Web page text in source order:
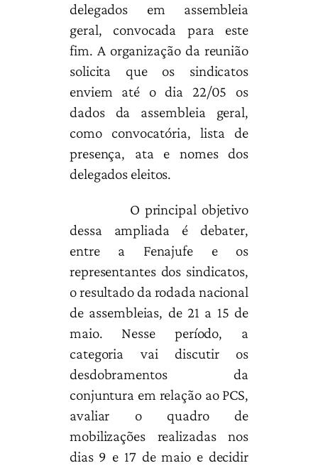
delegados em assembleia
geral, convocada para este
fim. A organização da reunião
solicita que os sindicatos
enviem até o dia 22/05 os
dados da assembleia geral,
como convocatória, lista de
presença, ata e nomes dos
delegados eleitos.
O principal objetivo
dessa ampliada é debater,
entre a Fenajufe e os
representantes dos sindicatos,
o resultado da rodada nacional
de assembleias, de 21 a 15 de
maio. Nesse período, a
categoria vai discutir os
desdobramentos da
conjuntura em relação ao PCS,
avaliar o quadro de
mobilizações realizadas nos
dias 9 e 17 de maio e decidir